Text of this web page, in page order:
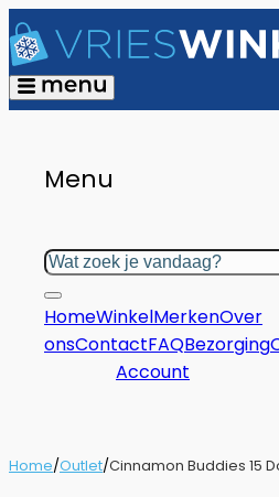
Menu
Zoeken
HomeWinkelMerkenOver
onsContactFAQBezorging
Account
Home/Outlet/Cinnamon Buddies 15